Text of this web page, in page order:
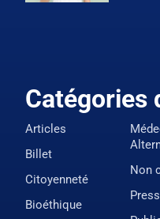
Catégories
Articles
Billet
Citoyenneté
Bioéthique
Non